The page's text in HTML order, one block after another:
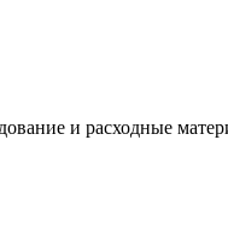
и расходные